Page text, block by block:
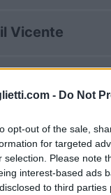
- Do Not
opt-out of the sale,
for targeted
selection. Please note
interest-based ads
to third
Vicente
Portugal
Vicente